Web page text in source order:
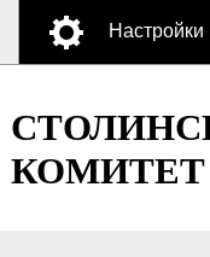
Настройки
КОМИТЕТ